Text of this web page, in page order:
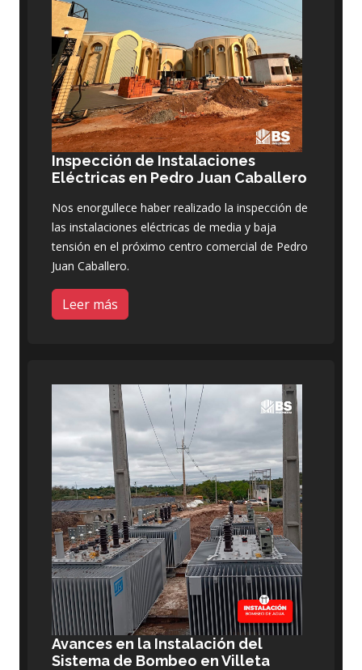
Inspección de Instalaciones
Eléctricas en Pedro Juan Caballero
Nos enorgullece haber realizado la inspección de
las instalaciones eléctricas de media y baja
tensión en el próximo centro comercial de Pedro
Juan Caballero.
Leer más
Avances en la Instalación del
Sistema de Bombeo en Villeta